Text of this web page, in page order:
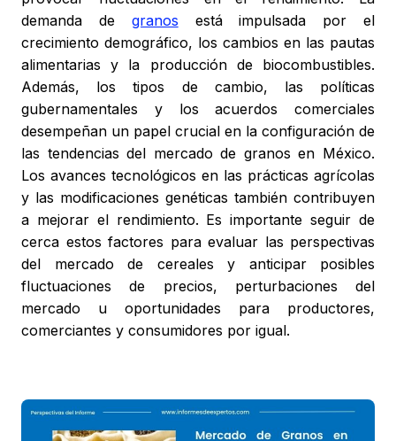
demanda de granos está impulsada por el
crecimiento demográfico, los cambios en las pautas
alimentarias y la producción de biocombustibles.
Además, los tipos de cambio, las políticas
gubernamentales y los acuerdos comerciales
desempeñan un papel crucial en la configuración de
las tendencias del mercado de granos en México.
Los avances tecnológicos en las prácticas agrícolas
y las modificaciones genéticas también contribuyen
a mejorar el rendimiento. Es importante seguir de
cerca estos factores para evaluar las perspectivas
del mercado de cereales y anticipar posibles
fluctuaciones de precios, perturbaciones del
mercado u oportunidades para productores,
comerciantes y consumidores por igual.